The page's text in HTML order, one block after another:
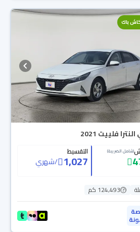
فلييت 2021
(شامل الضريبة) التقسيط
1,027
/شهري
124,493 كم